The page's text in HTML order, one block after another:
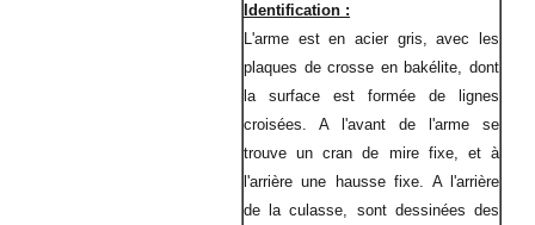
Identification :
L'arme est en acier gris, avec les
plaques de crosse en bakélite, dont
la surface est formée de lignes
croisées. A l'avant de l'arme se
trouve un cran de mire fixe, et à
l'arrière une hausse fixe. A l'arrière
de la culasse, sont dessinées des